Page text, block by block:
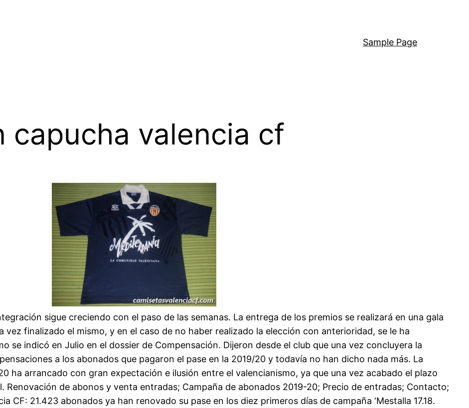
Sample Page
capucha valencia cf
sigue creciendo con el paso de las semanas. La entrega de los premios se realizará en una gala
vez finalizado el mismo, y en el caso de no haber realizado la elección con anterioridad, se le ha
se indicó en Julio en el dossier de Compensación. Dijeron desde el club que una vez concluyera la
a los abonados que pagaron el pase en la 2019/20 y todavía no han dicho nada más. La
ha arrancado con gran expectación e ilusión entre el valencianismo, ya que una vez acabado el plazo
Renovación de abonos y venta entradas; Campaña de abonados 2019-20; Precio de entradas; Contacto;
CF: 21.423 abonados ya han renovado su pase en los diez primeros días de campaña ‘Mestalla 17.18.